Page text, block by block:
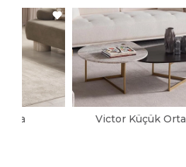
Victor Küçük